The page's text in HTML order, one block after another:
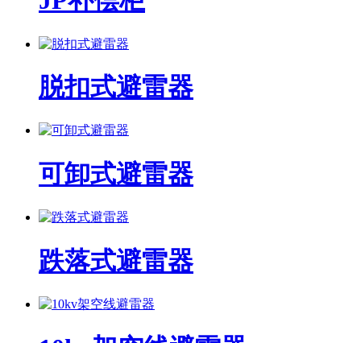
脱扣式避雷器
可卸式避雷器
跌落式避雷器